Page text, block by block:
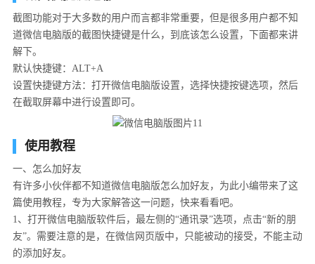
截图功能对于大多数的用户而言都非常重要，但是很多用户都不知
道微信电脑版的截图快捷键是什么，到底该怎么设置，下面都来讲
解下。
默认快捷键：ALT+A
设置快捷键方法：打开微信电脑版设置，选择快捷按键选项，然后
在截取屏幕中进行设置即可。
使用教程
一、怎么加好友
有许多小伙伴都不知道微信电脑版怎么加好友，为此小编带来了这
篇使用教程，专为大家解答这一问题，快来看看吧。
1、打开微信电脑版软件后，最左侧的“通讯录”选项，点击“新的朋
友”。需要注意的是，在微信网页版中，只能被动的接受，不能主动
的添加好友。